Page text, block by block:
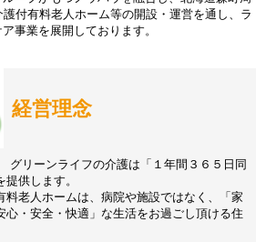
付有料老人ホーム等の開設・運営を通し、ラ
事業を展開しております。
経営理念
グリーンライフの介護は「１年間３６５日同
供します。
料老人ホームは、病院や施設ではなく、「家
心・安全・快適」な生活をお過ごし頂ける住